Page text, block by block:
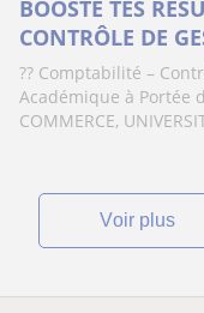
BOOSTE TES
CONTRÔLE DE
COACHING
?? Comptabilité –
Académique à Portée
COMMERCE,
voir plus